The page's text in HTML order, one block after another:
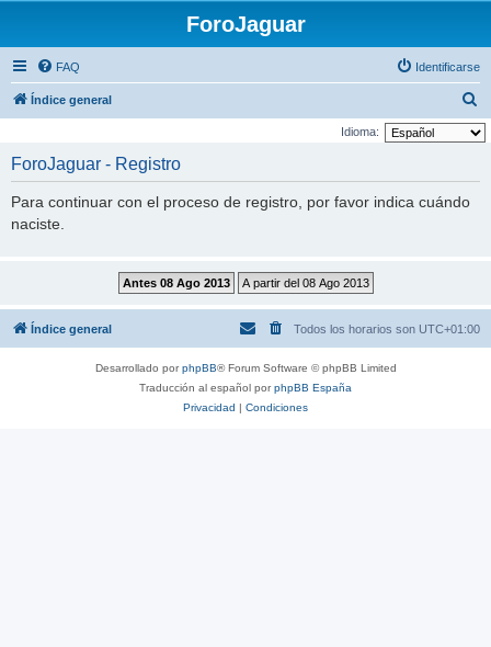
ForoJaguar
FAQ Identificarse
Índice general
u
Idioma:
ForoJaguar - Registro
Para continuar con el proceso de registro, por favor indica cuándo
naciste.
Índice general Todos los horarios son UTC+01:00
Desarrollado porphpBB® Forum Software © phpBB Limited
Traducción al español porphpBB España
Privacidad
Condiciones